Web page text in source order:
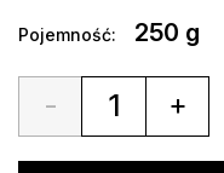
Pojemność: 250 g
- +